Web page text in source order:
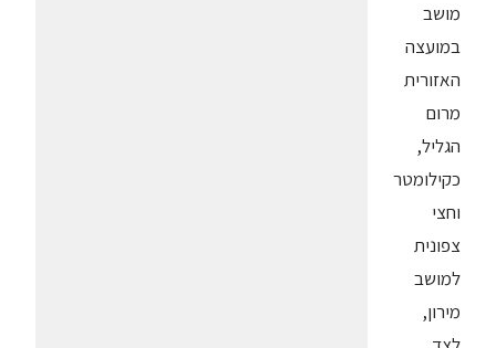
מושב
במועצה
האזורית
מרום
הגליל,
כקילומטר
וחצי
צפונית
למושב
מירון,